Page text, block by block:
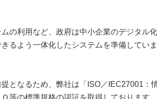
の利用など、政府は中小企業のデジタル
るよう一体化したシステムを準備していま
となるため、弊社は「ISO／IEC27001：
等の標準規格の認証を取得しております